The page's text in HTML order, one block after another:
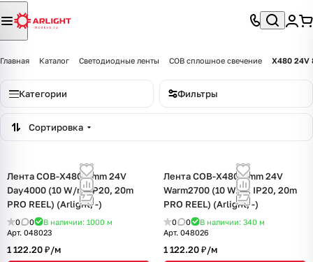
Главная Каталог Светодиодные ленты COB сплошное свечение X480 24V
Категории Фильтры
Сортировка
Лента COB-X480-8mm 24V
Day4000 (10 W/m, IP20, 20m
PRO REEL) (Arlight, -)
0 0 В наличии: 1000 м
Арт. 048023
1 122.20 ₽/м
Лента COB-X480-8mm 24V
Warm2700 (10 W/m, IP20, 20m
PRO REEL) (Arlight, -)
0 0 В наличии: 340 м
Арт. 048026
1 122.20 ₽/м